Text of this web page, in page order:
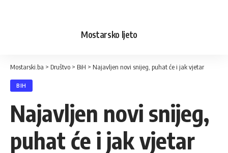
Mostarsko ljeto
Mostarski.ba > Društvo > BiH > Najavljen novi snijeg, puhat će i jak vjetar
BIH
Najavljen novi snijeg,
puhat će i jak vjetar